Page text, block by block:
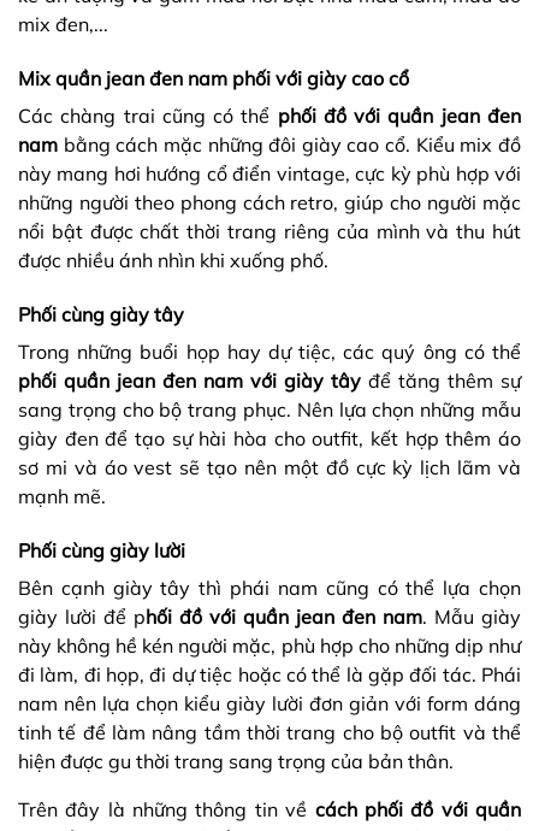
mix đen,...
Mix quần jean đen nam phối với giày cao cổ
Các chàng trai cũng có thể phối đồ với quần jean đen
nam bằng cách mặc những đôi giày cao cổ. Kiểu mix đồ
này mang hơi hướng cổ điển vintage, cực kỳ phù hợp với
những người theo phong cách retro, giúp cho người mặc
nổi bật được chất thời trang riêng của mình và thu hút
được nhiều ánh nhìn khi xuống phố.
Phối cùng giày tây
Trong những buổi họp hay dự tiệc, các quý ông có thể
phối quần jean đen nam với giày tây để tăng thêm sự
sang trọng cho bộ trang phục. Nên lựa chọn những mẫu
giày đen để tạo sự hài hòa cho outfit, kết hợp thêm áo
sơ mi và áo vest sẽ tạo nên một đồ cực kỳ lịch lãm và
mạnh mẽ.
Phối cùng giày lười
Bên cạnh giày tây thì phái nam cũng có thể lựa chọn
giày lười để phối đồ với quần jean đen nam. Mẫu giày
này không hề kén người mặc, phù hợp cho những dịp như
đi làm, đi họp, đi dự tiệc hoặc có thể là gặp đối tác. Phái
nam nên lựa chọn kiểu giày lười đơn giản với form dáng
tinh tế để làm nâng tầm thời trang cho bộ outfit và thể
hiện được gu thời trang sang trọng của bản thân.
Trên đây là những thông tin về cách phối đồ với quần